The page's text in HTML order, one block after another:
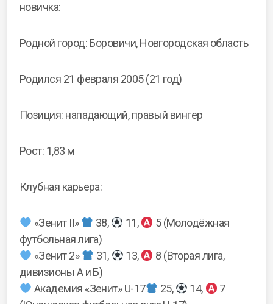
новичка:
Родной город: Боровичи, Новгородская область
Родился 21 февраля 2005 (21 год)
Позиция: нападающий, правый вингер
Рост: 1,83 м
Клубная карьера:
«Зенит II» 38, 11,
5 (Молодёжная
футбольная лига)
«Зенит 2»
31, 13,
8 (Вторая лига,
дивизионы А и Б)
Академия «Зенит» U-17
25, 14,
7